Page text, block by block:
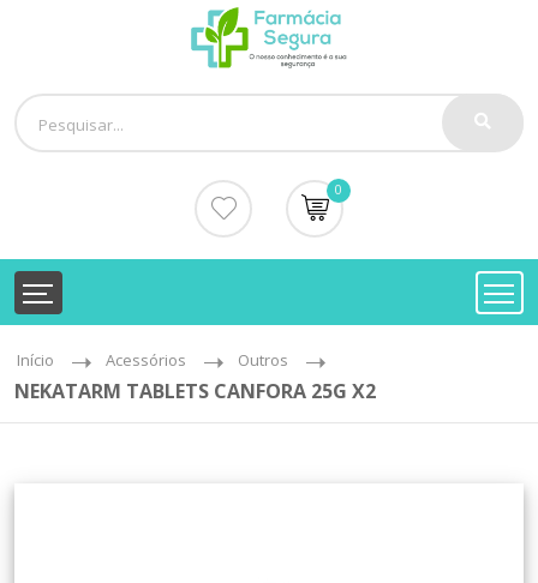
0
Início Acessórios Outros
NEKATARM TABLETS CANFORA 25G X2